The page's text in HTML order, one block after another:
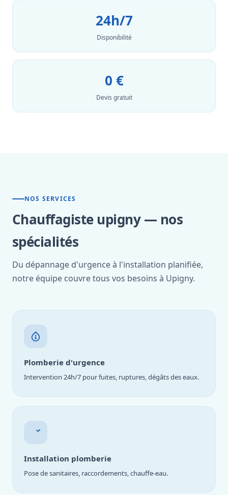
24h/7
Disponibilité
0 €
Devis gratuit
NOS SERVICES
Chauffagiste upigny — nos
spécialités
Du dépannage d'urgence à l'installation planifiée,
notre équipe couvre tous vos besoins à Upigny.
Plomberie d'urgence
Intervention 24h/7 pour fuites, ruptures, dégâts des eaux.
Installation plomberie
Pose de sanitaires, raccordements, chauffe-eau.